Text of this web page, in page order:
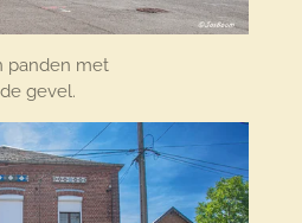
panden met
gevel.